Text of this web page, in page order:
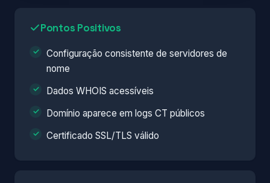
Pontos Positivos
Configuração consistente de servidores de
nome
Dados WHOIS acessíveis
Domínio aparece em logs CT públicos
Certificado SSL/TLS válido